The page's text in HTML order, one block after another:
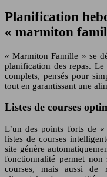
Planification
« marmiton
« Marmiton Famille » se
planification des repas. Le
complets, pensés pour
tout en garantissant une
Listes de courses
L’un des points forts de
listes de courses
site génère
fonctionnalité permet non
courses, mais aussi de